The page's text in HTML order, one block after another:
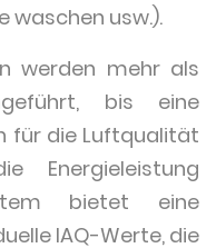
waschen usw.).
werden mehr als
bis eine
für die Luftqualität
Energieleistung
bietet eine
IAQ-Werte, die